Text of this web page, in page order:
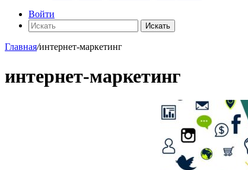
Войти
Искать
Главная/интернет-маркетинг
интернет-маркетинг